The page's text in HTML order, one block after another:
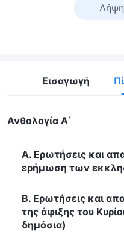
Λήψη
Εισαγωγή
Ανθολογία Α΄
Α. Ερωτήσεις και
ερήμωση των
Β. Ερωτήσεις και
της άφιξης του
δημόσια)